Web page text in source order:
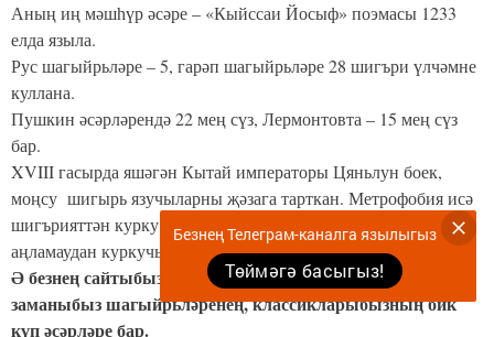
Аның иң мәшһүр әсәре – «Кыйссаи Йосыф» поэмасы 1233
елда языла.
Рус шагыйрьләре – 5, гарәп шагыйрьләре 28 шигъри үлчәмне
куллана.
Пушкин әсәрләрендә 22 мең сүз, Лермонтовта – 15 мең сүз
бар.
XVIII гасырда яшәгән Кытай императоры Цяньлун боек,
моңсу шигырь язучыларны җәзага тарткан. Метрофобия исә
шигърияттән курку чире, ягъни шигырьләрдәге мәгънәне
аңламаудан куркучы кешеләр дә була икән.
Ә безнең сайтыбызның «Шигърият»сәхифәсендә
заманыбыз шагыйрьләренең, классикларыбызның бик
күп әсәрләре бар.
Безнең Телеграм-каналга язылыгыз
Төймәгә басыгыз!